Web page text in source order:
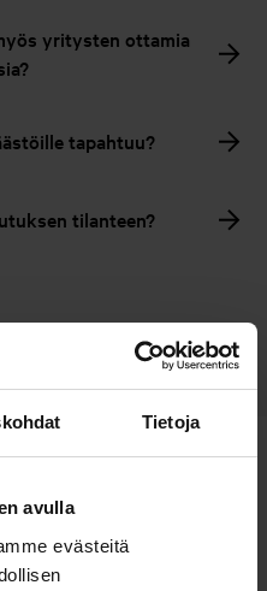
Tietoja
avulla
evästeitä
yritysten ottamia
tapahtuu?
tilanteen?
sijoittaminen